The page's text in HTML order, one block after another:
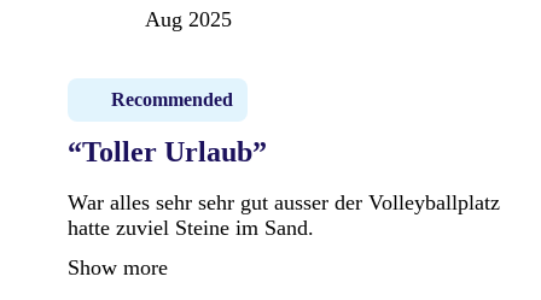
Aug 2025
Recommended
“Toller Urlaub”
War alles sehr sehr gut ausser der Volleyballplatz
hatte zuviel Steine im Sand.
Show more